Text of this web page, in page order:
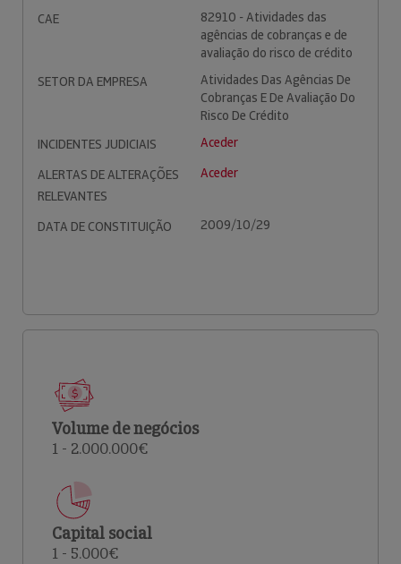
CAE
82910 - Atividades das
agências de cobranças e de
avaliação do risco de crédito
SETOR DA EMPRESA
Atividades Das Agências De
Cobranças E De Avaliação Do
Risco De Crédito
INCIDENTES JUDICIAIS
Aceder
ALERTAS DE ALTERAÇÕES
RELEVANTES
Aceder
DATA DE CONSTITUIÇÃO 2009/10/29
Volume de negócios
1 - 2.000.000€
Capital social
1 - 5.000€